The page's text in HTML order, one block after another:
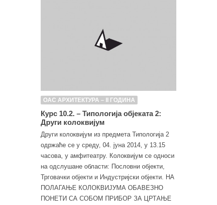
ОАС АРХИТЕКТУРА – II ГОДИНА
Курс 10.2. – Типологија објеката 2:
Други колоквијум
Други колоквијум из предмета Типологија 2
одржаће се у среду, 04. јуна 2014, у 13.15
часова, у амфитеатру. Колоквијум се односи
на одслушане области: Пословни објекти,
Трговачки објекти и Индустријски објекти. НА
ПОЛАГАЊЕ КОЛОКВИЈУМА ОБАВЕЗНО
ПОНЕТИ СА СОБОМ ПРИБОР ЗА ЦРТАЊЕ